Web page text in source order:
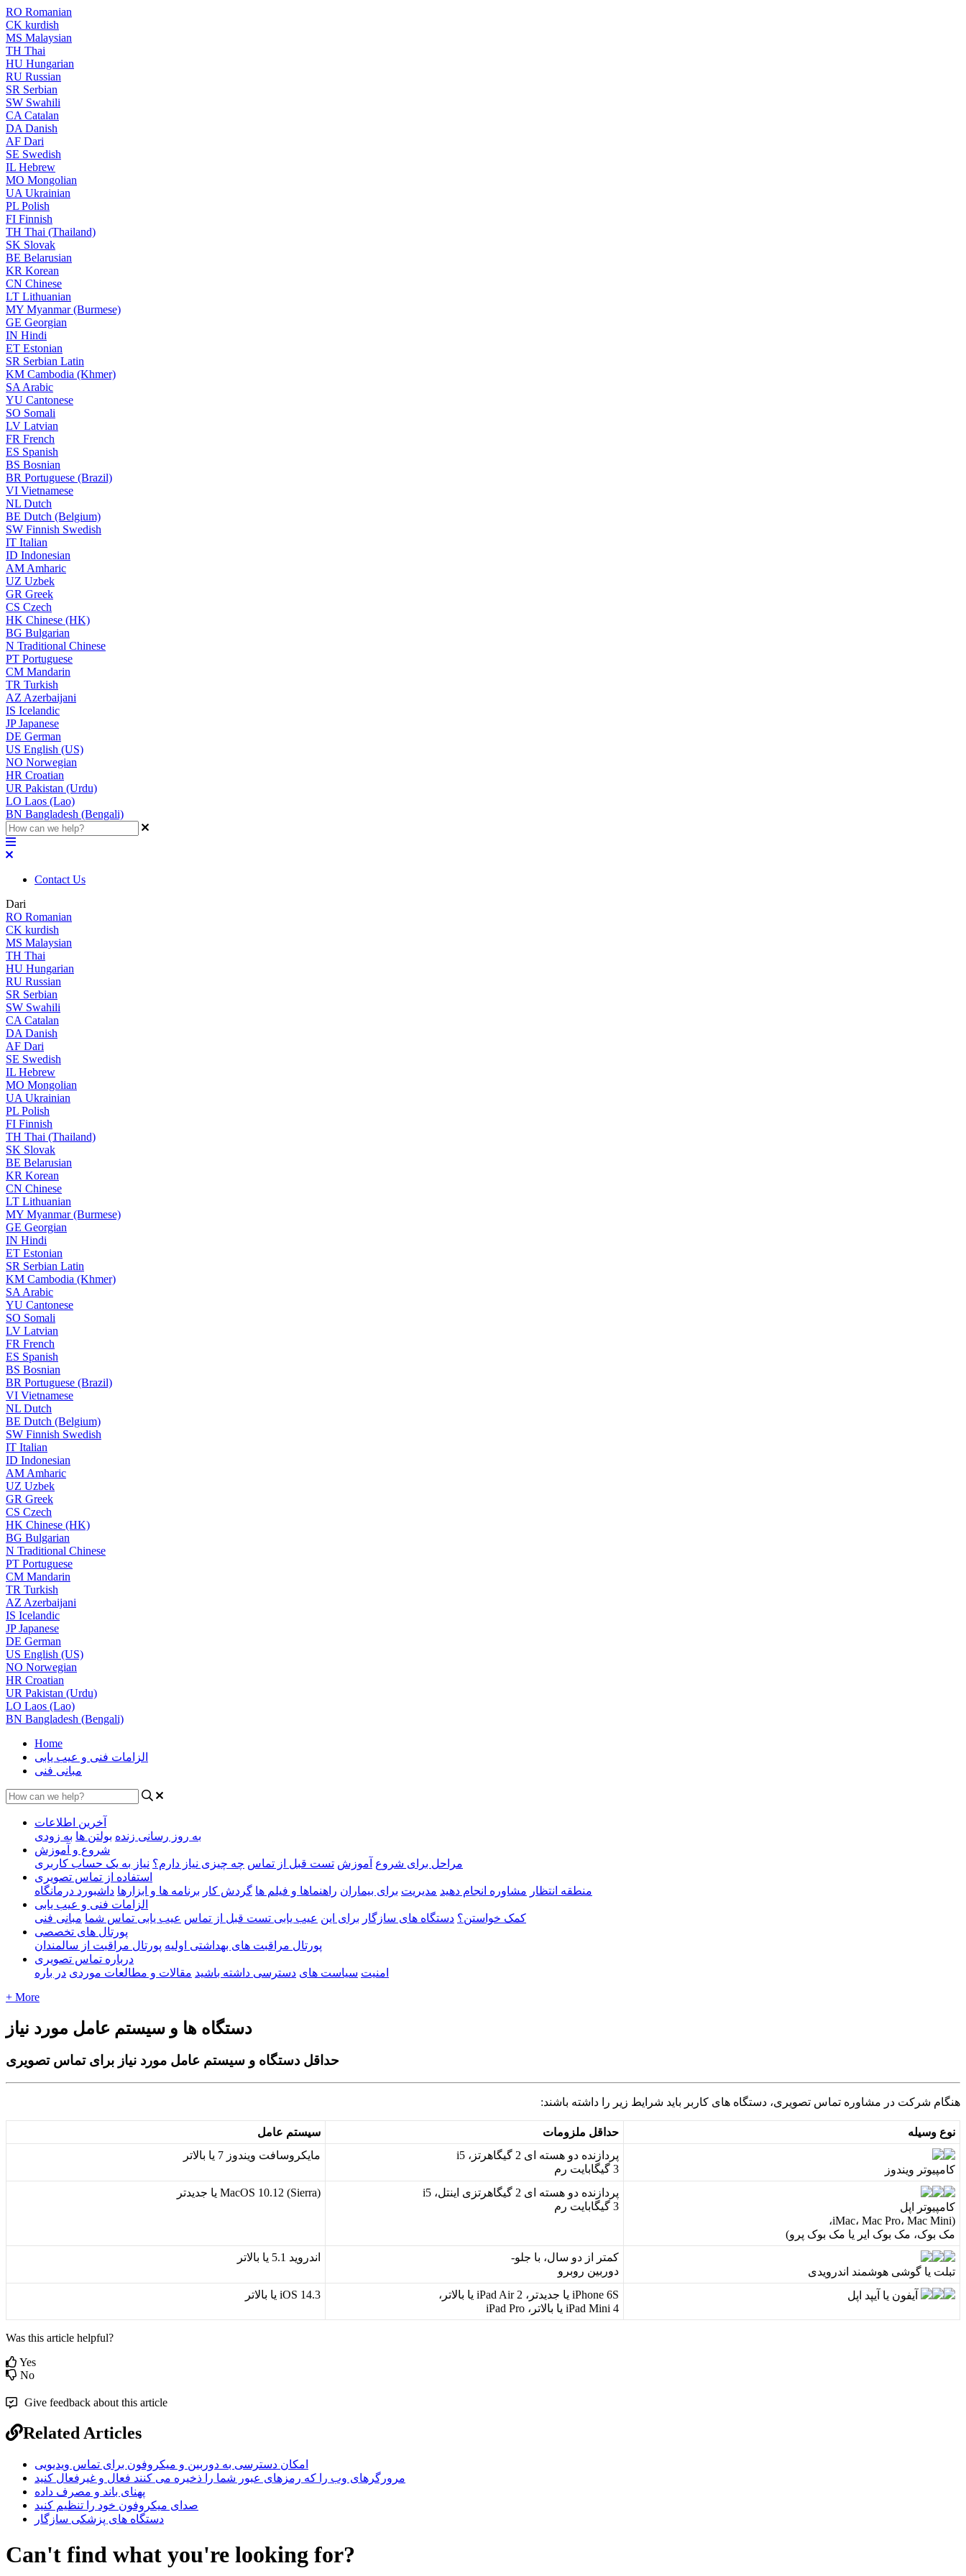
RO Romanian
CK kurdish
MS Malaysian
TH Thai
HU Hungarian
RU Russian
SR Serbian
SW Swahili
CA Catalan
DA Danish
AF Dari
SE Swedish
IL Hebrew
MO Mongolian
UA Ukrainian
PL Polish
FI Finnish
TH Thai (Thailand)
SK Slovak
BE Belarusian
KR Korean
CN Chinese
LT Lithuanian
MY Myanmar (Burmese)
GE Georgian
IN Hindi
ET Estonian
SR Serbian Latin
KM Cambodia (Khmer)
SA Arabic
YU Cantonese
SO Somali
LV Latvian
FR French
ES Spanish
BS Bosnian
BR Portuguese (Brazil)
VI Vietnamese
NL Dutch
BE Dutch (Belgium)
SW Finnish Swedish
IT Italian
ID Indonesian
AM Amharic
UZ Uzbek
GR Greek
CS Czech
HK Chinese (HK)
BG Bulgarian
N Traditional Chinese
PT Portuguese
CM Mandarin
TR Turkish
AZ Azerbaijani
IS Icelandic
JPJapanese
DE German
US English (US)
NO Norwegian
HR Croatian
UR Pakistan (Urdu)
LO Laos (Lao)
BN Bangladesh (Bengali)
Contact Us
Dari
RO Romanian
CK kurdish
MS Malaysian
TH Thai
HU Hungarian
RU Russian
SR Serbian
SW Swahili
CA Catalan
DA Danish
AF Dari
SE Swedish
IL Hebrew
MO Mongolian
UA Ukrainian
PL Polish
FI Finnish
TH Thai (Thailand)
SK Slovak
BE Belarusian
KR Korean
CN Chinese
LT Lithuanian
MY Myanmar (Burmese)
GE Georgian
IN Hindi
ET Estonian
SR Serbian Latin
KM Cambodia (Khmer)
SA Arabic
YU Cantonese
SO Somali
LV Latvian
FR French
ES Spanish
BS Bosnian
BR Portuguese (Brazil)
VI Vietnamese
NL Dutch
BE Dutch (Belgium)
SW Finnish Swedish
IT Italian
ID Indonesian
AM Amharic
UZ Uzbek
GR Greek
CS Czech
HK Chinese (HK)
BG Bulgarian
N Traditional Chinese
PT Portuguese
CM Mandarin
TR Turkish
AZ Azerbaijani
IS Icelandic
JPJapanese
DE German
US English (US)
NO Norwegian
HR Croatian
UR Pakistan (Urdu)
LO Laos (Lao)
BN Bangladesh (Bengali)
Home
الزامات فنی و عیب یابی
مبانی فنی
آخرین اطلاعات
به روز رسانی زنده بولتن ها به زودی
شروع و آموزش
مراحل برای شروع آموزش تست قبل از تماس چه چیزی نیاز دارم؟ نیاز به یک حساب کاربری
استفاده از تماس تصویری
منطقه انتظار مشاوره انجام دهید مدیریت برای بیماران راهنماها و فیلم ها گردش کار برنامه ها و ابزارها داشبورد درمانگاه
الزامات فنی و عیب یابی
کمک خواستن؟ دستگاه های سازگار برای این عیب یابی تست قبل از تماس عیب یابی تماس شما مبانی فنی
پورتال های تخصصی
پورتال مراقبت های بهداشتی اولیه پورتال مراقبت از سالمندان
درباره تماس تصویری
امنیت سیاست های دسترسی داشته باشید مقالات و مطالعات موردی در باره
+ More
دستگاه ها و سیستم عامل مورد نیاز
حداقل دستگاه و سیستم عامل مورد نیاز برای تماس تصویری
هنگام شر کت در مشاور ه تماس تصویر ی، دستگاه های کار بر باید شر یط ز یر ر د شته باشند:
نوع وسیله حد اقل ملزومات سیستم عامل
کامپیوتر ویندوز
پرد ز نده دو هسته ی 2 گیگاهرتز ، i5
3 گیگابایت ر م
مایکر وسافت ویندوز 7 یا بالتر
کامپیوتر پل
(
iMac، Mac Pro، Mac Mini
،
مک بوک، مک بوک یر یا مک بوک پر و)
پرد ز نده دو هسته ی 2 گیگاهرتز ی ینتل، i5
3 گیگابایت ر م
MacOS 10.12 (Sierra) یا جدیدتر
تبلت یا گوشی هوشمند ندر ویدی
کمتر ز دو سال، با جلو-
دور بین ر وبر و
ندر وید 5.1 یا بالتر
یفون یا یپد پل iPhone 6S یا جدیدتر ، iPad Air 2 یا بالتر ،
iPad Mini 4 یا بالتر ، iPad Pro
iOS 14.3 یا بالتر
Was this article helpful?
Yes
No
Give feedback about this article
Related Articles
امکان دسترسی به دوربین و میکروفون برای تماس ویدیویی
مرورگرهای وب را که رمزهای عبور شما را ذخیره می کنند فعال و غیرفعال کنید
پهنای باند و مصرف داده
صدای میکروفون خود را تنظیم کنید
دستگاه های پزشکی سازگار
Can't find what you're looking for?